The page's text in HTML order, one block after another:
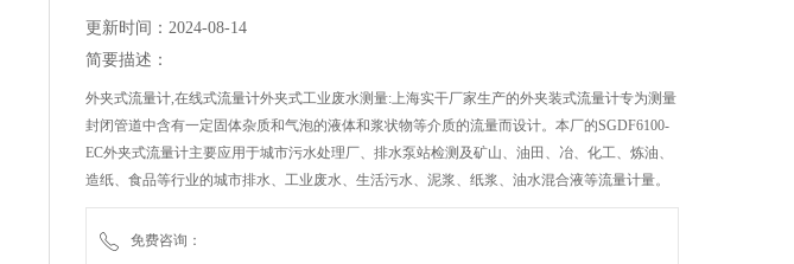
更新时间：2024-08-14
简要描述：
外夹式流量计,在线式流量计外夹式工业废水测量:上海实干厂家生产的外夹装式流量计专为测量
封闭管道中含有一定固体杂质和气泡的液体和浆状物等介质的流量而设计。本厂的SGDF6100-
EC外夹式流量计主要应用于城市污水处理厂、排水泵站检测及矿山、油田、冶、化工、炼油、
造纸、食品等行业的城市排水、工业废水、生活污水、泥浆、纸浆、油水混合液等流量计量。
适用于钢铁、硬质塑料管等
免费咨询：